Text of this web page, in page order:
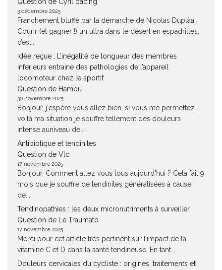
3 décembre 2025
Franchement bluffé par la démarche de Nicolas Duplàa.
Courir (et gagner !) un ultra dans le désert en espadrilles,
c’est...
Idée reçue : L’inégalité de longueur des membres
inférieurs entraine des pathologies de l’appareil
locomoteur chez le sportif
Question de Hamou
30 novembre 2025
Bonjour, j'espère vous allez bien. si vous me permettez.
voilà ma situation je souffre tellement des douleurs
intense auniveau de...
Antibiotique et tendinites
Question de Vlc
17 novembre 2025
Bonjour, Comment allez vous tous aujourd'hui ? Cela fait 9
mois que je souffre de tendinites généralisées à cause
de...
Tendinopathies : les deux micronutriments à surveiller
Question de Le Traumato
17 novembre 2025
Merci pour cet article très pertinent sur l’impact de la
vitamine C et D dans la santé tendineuse. En tant...
Douleurs cervicales du cycliste : origines, traitements et